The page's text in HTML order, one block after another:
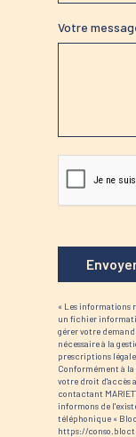
Votre
« Les informations
un fichier
gérer votre
nécessaire à la
prescriptions
Conformément à
votre droit d'accès
contactant
informons de
téléphonique «
https://